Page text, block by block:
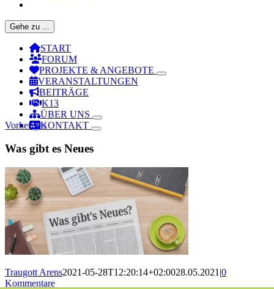
Gehe zu ...
START
FORUM
PROJEKTE & ANGEBOTE
VERANSTALTUNGEN
BEITRÄGE
K13
ÜBER UNS
KONTAKT
Vorheriges
Was gibt es Neues
Traugott Arens2021-05-28T12:20:14+02:0028.05.2021 |0
Kommentare